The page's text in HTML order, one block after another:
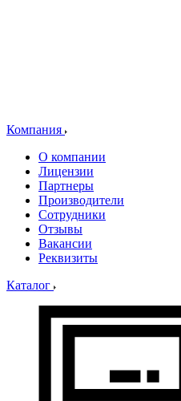
Компания
О компании
Лицензии
Партнеры
Производители
Сотрудники
Отзывы
Вакансии
Реквизиты
Каталог